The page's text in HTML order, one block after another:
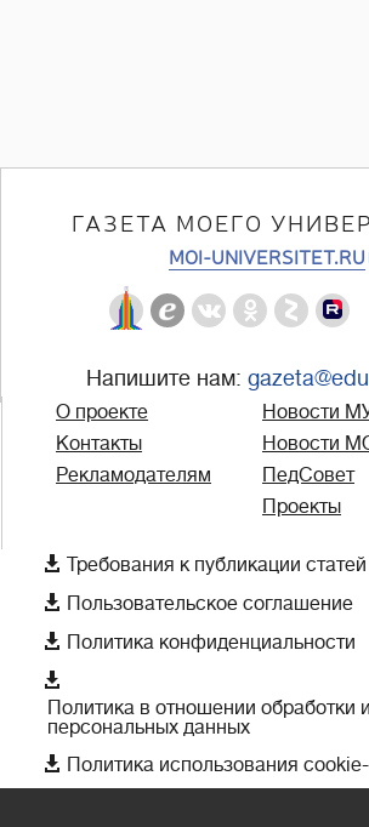
ГАЗЕТА МОЕГО
MOI-UNIVERSITET.RU
Напишите нам:
О проекте
Контакты
Рекламодателям
Новости
Новости
ПедСовет
Проекты
 Требования к публикации статей
 Пользовательское соглашение
 Политика конфиденциальности

Политика в отношении обработки
персональных данных
 Политика использования